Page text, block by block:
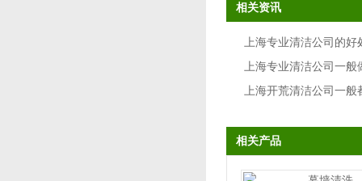
相关资讯
上海专业清洁公司的
上海专业清洁公司一
上海开荒清洁公司一
相关产品